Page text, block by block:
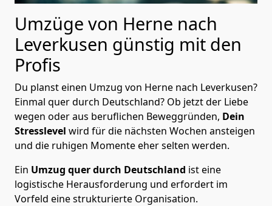
Umzüge von Herne nach
Leverkusen günstig mit den
Profis
Du planst einen Umzug von Herne nach Leverkusen?
Einmal quer durch Deutschland? Ob jetzt der Liebe
wegen oder aus beruflichen Beweggründen, Dein
Stresslevel wird für die nächsten Wochen ansteigen
und die ruhigen Momente eher selten werden.
Ein Umzug quer durch Deutschland ist eine
logistische Herausforderung und erfordert im
Vorfeld eine strukturierte Organisation.